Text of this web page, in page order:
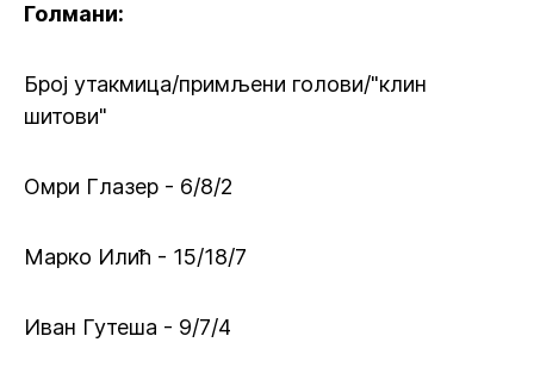
Голмани:
Број утакмица/примљени голови/"клин
шитови"
Омри Глазер - 6/8/2
Марко Илић - 15/18/7
Иван Гутеша - 9/7/4